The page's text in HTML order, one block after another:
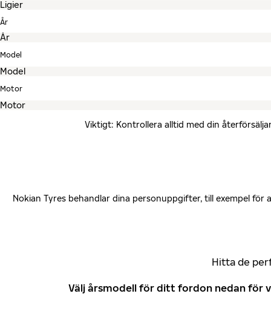
År
Model
Motor
Viktigt: Kontrollera alltid med din
Nokian Tyres behandlar dina personuppgifter, till exempel
Hitta de
Välj årsmodell för ditt fordon nedan för